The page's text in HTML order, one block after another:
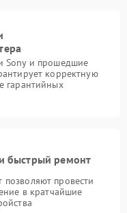
Sony и прошедшие
корректную
гарантийных
быстрый ремонт
провести
в кратчайшие